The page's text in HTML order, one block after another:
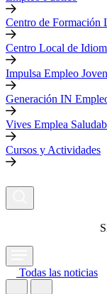
Centro de Formación
Centro Local de
Impulsa Empleo Joven
Generación IN
Vives Emplea
Cursos y Actividades
Todas las noticias